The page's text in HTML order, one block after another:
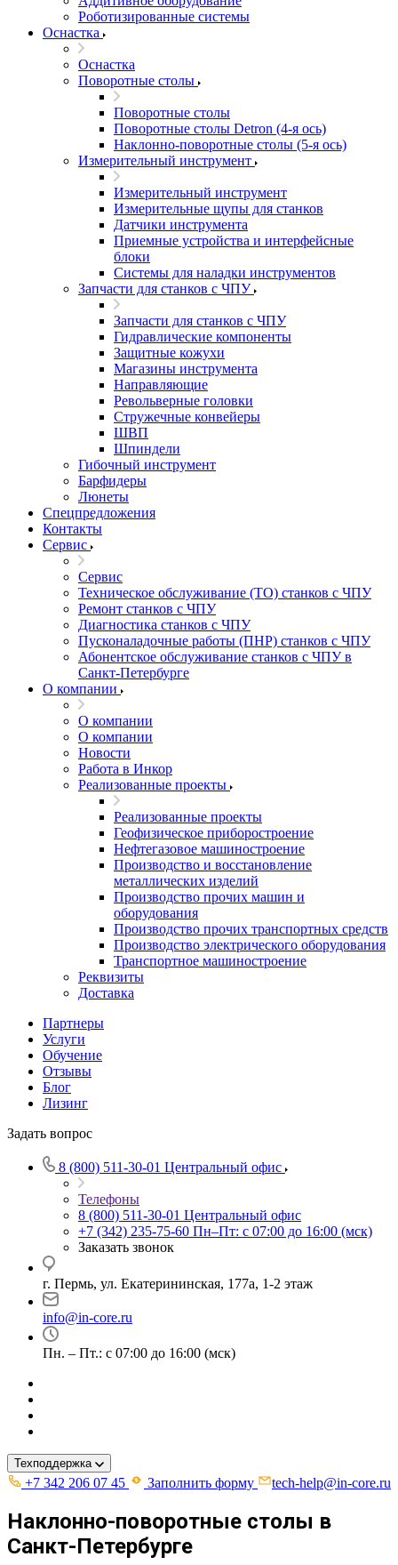
Роботизированные системы
Оснастка
Оснастка
Поворотные столы
Поворотные столы
Поворотные столы Detron (4-я ось)
Наклонно-поворотные столы (5-я ось)
Измерительный инструмент
Измерительный инструмент
Измерительные щупы для станков
Датчики инструмента
Приемные устройства и интерфейсные
блоки
Системы для наладки инструментов
Запчасти для станков с ЧПУ
Запчасти для станков с ЧПУ
Гидравлические компоненты
Защитные кожухи
Магазины инструмента
Направляющие
Револьверные головки
Стружечные конвейеры
ШВП
Шпиндели
Гибочный инструмент
Барфидеры
Люнеты
Спецпредложения
Контакты
Сервис
Сервис
Техническое обслуживание (ТО) станков с ЧПУ
Ремонт станков с ЧПУ
Диагностика станков с ЧПУ
Пусконаладочные работы (ПНР) станков с ЧПУ
Абонентское обслуживание станков с ЧПУ в
Санкт-Петербурге
О компании
О компании
О компании
Новости
Работа в Инкор
Реализованные проекты
Реализованные проекты
Геофизическое приборостроение
Нефтегазовое машиностроение
Производство и восстановление
металлических изделий
Производство прочих машин и
оборудования
Производство прочих транспортных средств
Производство электрического оборудования
Транспортное машиностроение
Реквизиты
Доставка
Партнеры
Услуги
Обучение
Отзывы
Блог
Лизинг
Задать вопрос
8 (800) 511-30-01 Центральный офис
Телефоны
8 (800) 511-30-01 Центральный офис
+7 (342) 235-75-60 Пн–Пт: с 07:00 до 16:00 (мск)
Заказать звонок
г. Пермь, ул. ​Екатерининская, 177а, ​1-2 этаж
info@in-core.ru
Пн. – Пт.: с 07:00 до 16:00 (мск)
Техподдержка
+7 342 206 07 45 Заполнить форму tech-help@in-core.ru
Наклонно-поворотные столы в
Санкт-Петербурге